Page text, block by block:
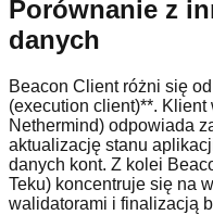
Porównanie z
danych
Beacon Client różni się
(execution client)**. Klient
Nethermind) odpowiada
aktualizację stanu
danych kont. Z kolei
Teku) koncentruje się na
walidatorami i finalizacją